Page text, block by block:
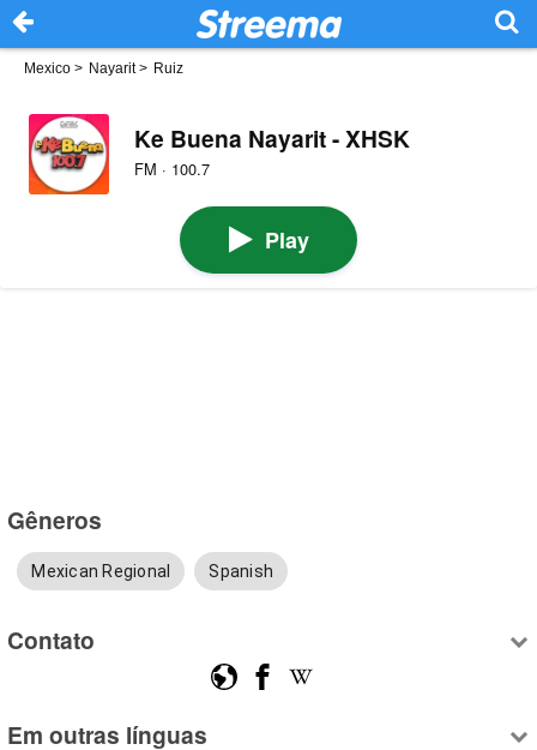
Mexico > Nayarit> Ruiz
Ke Buena Nayarit - XHSK
FM · 100.7
Play
Gêneros
Mexican Regional Spanish
Contato
Em outras línguas